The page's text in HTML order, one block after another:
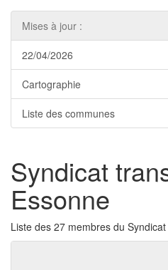
Mises à jour :
22/04/2026
Cartographie
Liste des communes
Syndicat
Essonne
Liste des 27 membres du